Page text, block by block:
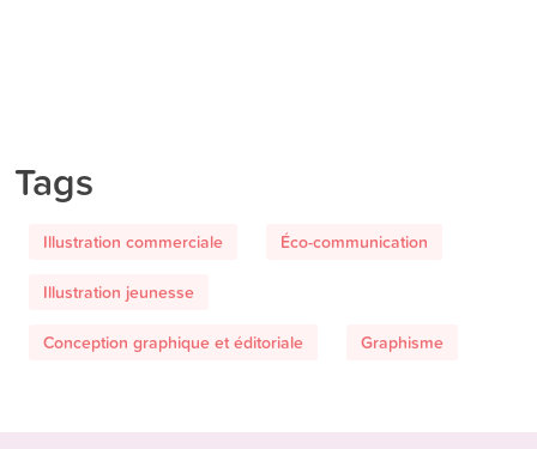
Tags
Illustration commerciale Éco-communication
Illustration jeunesse
Conception graphique et éditoriale Graphisme